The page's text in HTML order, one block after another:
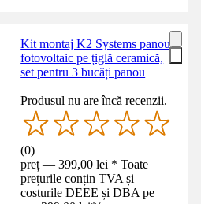
Kit montaj K2 Systems panou
fotovoltaic pe țiglă ceramică,
set pentru 3 bucăți panou
Produsul nu are încă recenzii.
(0)
preț — 399,00 lei * Toate
prețurile conțin TVA și
costurile DEEE și DBA pe